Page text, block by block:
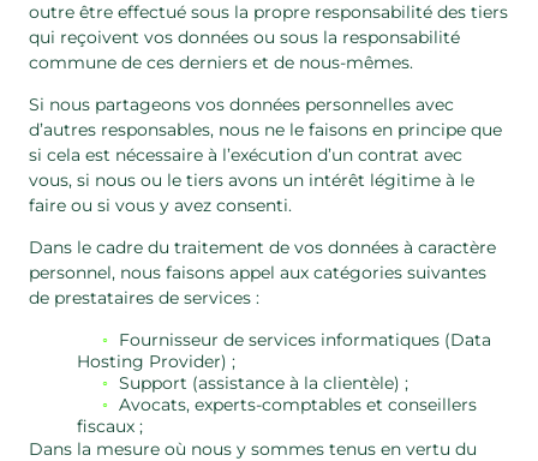
outre être effectué sous la propre responsabilité des tiers
qui reçoivent vos données ou sous la responsabilité
commune de ces derniers et de nous-mêmes.
Si nous partageons vos données personnelles avec
d’autres responsables, nous ne le faisons en principe que
si cela est nécessaire à l’exécution d’un contrat avec
vous, si nous ou le tiers avons un intérêt légitime à le
faire ou si vous y avez consenti.
Dans le cadre du traitement de vos données à caractère
personnel, nous faisons appel aux catégories suivantes
de prestataires de services :
Fournisseur de services informatiques (Data
Hosting Provider) ;
Support (assistance à la clientèle) ;
Avocats, experts-comptables et conseillers
fiscaux ;
Dans la mesure où nous y sommes tenus en vertu du